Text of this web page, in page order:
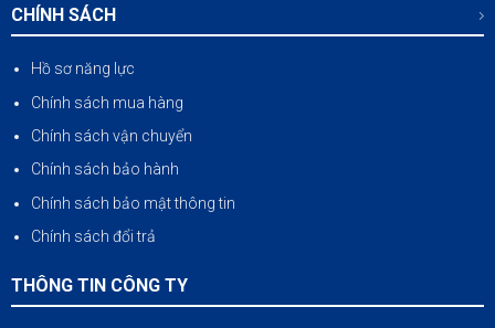
CHÍNH SÁCH
Hồ sơ năng lực
Chính sách mua hàng
Chính sách vận chuyển
Chính sách bảo hành
Chính sách bảo mật thông tin
Chính sách đổi trả
THÔNG TIN CÔNG TY